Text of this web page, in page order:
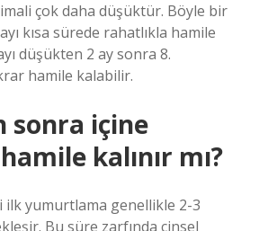
çok daha düşüktür. Böyle bir
kısa sürede rahatlıkla hamile
düşükten 2 ay sonra 8.
hamile kalabilir.
sonra içine
kalınır mı?
yumurtlama genellikle 2-3
Bu süre zarfında cinsel